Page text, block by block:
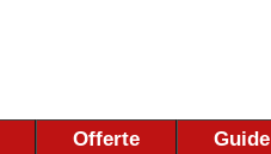
Offerte Guide